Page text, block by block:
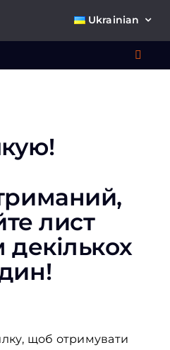
Ukrainian
лист
декількох
щоб отримувати